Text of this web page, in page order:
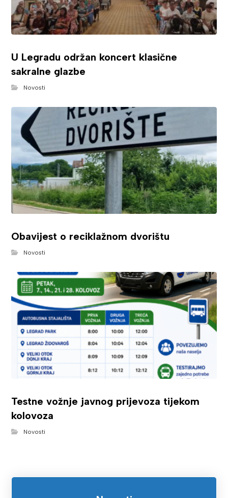
U Legradu održan koncert klasične
sakralne glazbe
Novosti
Obavijest o reciklažnom dvorištu
Novosti
Testne vožnje javnog prijevoza tijekom
kolovoza
Novosti